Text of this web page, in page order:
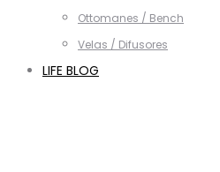
Ottomanes / Bench
Velas / Difusores
LIFE BLOG